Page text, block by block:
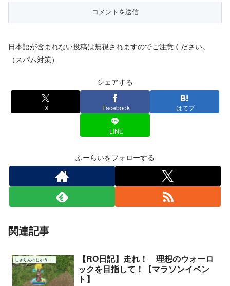
日本語が含まれない投稿は無視されますのでご注意ください。
（スパム対策）
シェアする
X Facebook はてブ
LINE
ふーらいをフォローする
関連記事
しきりんのじゆうちょう
【RO日記】走れ！ 理想のウォーロ
ックを目指して！【マラソンイベン
ト】